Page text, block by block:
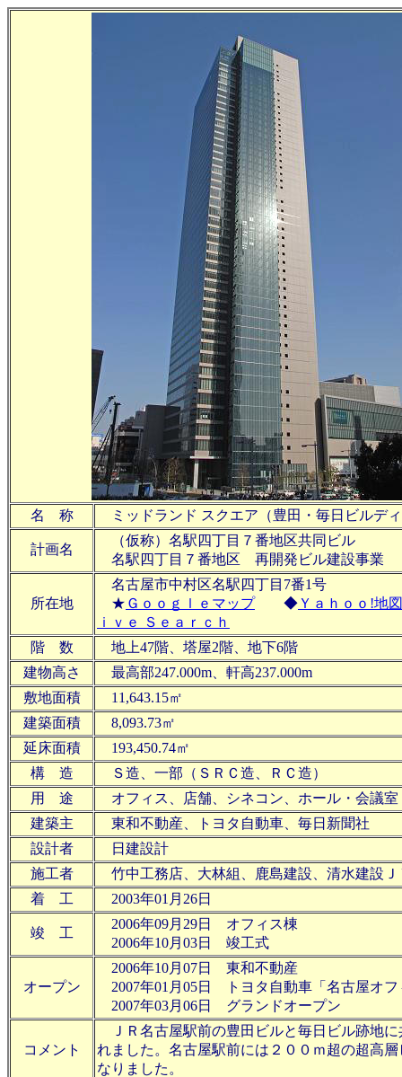
名 称 ミッドランド スクエア （豊田・毎日ビルデ
計画名
（仮称）名駅四丁目７番地区共同ビル
名駅四丁目７番地区 再開発ビル建設事業
所在地
名古屋市中村区名駅四丁目7番1号
★ Ｇｏｏｇｌｅマップ ◆Ｙａｈｏｏ!地
ｉｖｅ Ｓｅａｒｃｈ
階 数
地上47階、塔屋2階、地下6階
建物高さ
最高部247.000m、軒高237.000m
敷地面積
11,643.15㎡
建築面積
8,093.73㎡
延床面積
193,450.74㎡
構 造
Ｓ造、一部（ＳＲＣ造、ＲＣ造）
用 途
オフィス、店舗、シネコン、ホール・会議室
建築主
東和不動産、トヨタ自動車、毎日新聞社
設計者
日建設計
施工者
竹中工務店、大林組、鹿島建設、清水建設Ｊ
着 工
2003年01月26日
竣 工
2006年09月29日 オフィス棟
2006年10月03日 竣工式
オープン
2006年10月07日 東和不動産
2007年01月05日 トヨタ自動車「名古屋オフ
2007年03月06日 グランドオープン
コメント
ＪＲ名古屋駅前の豊田ビルと毎日ビル跡地に
れました。名古屋駅前には２００ｍ超の超高
なりました。